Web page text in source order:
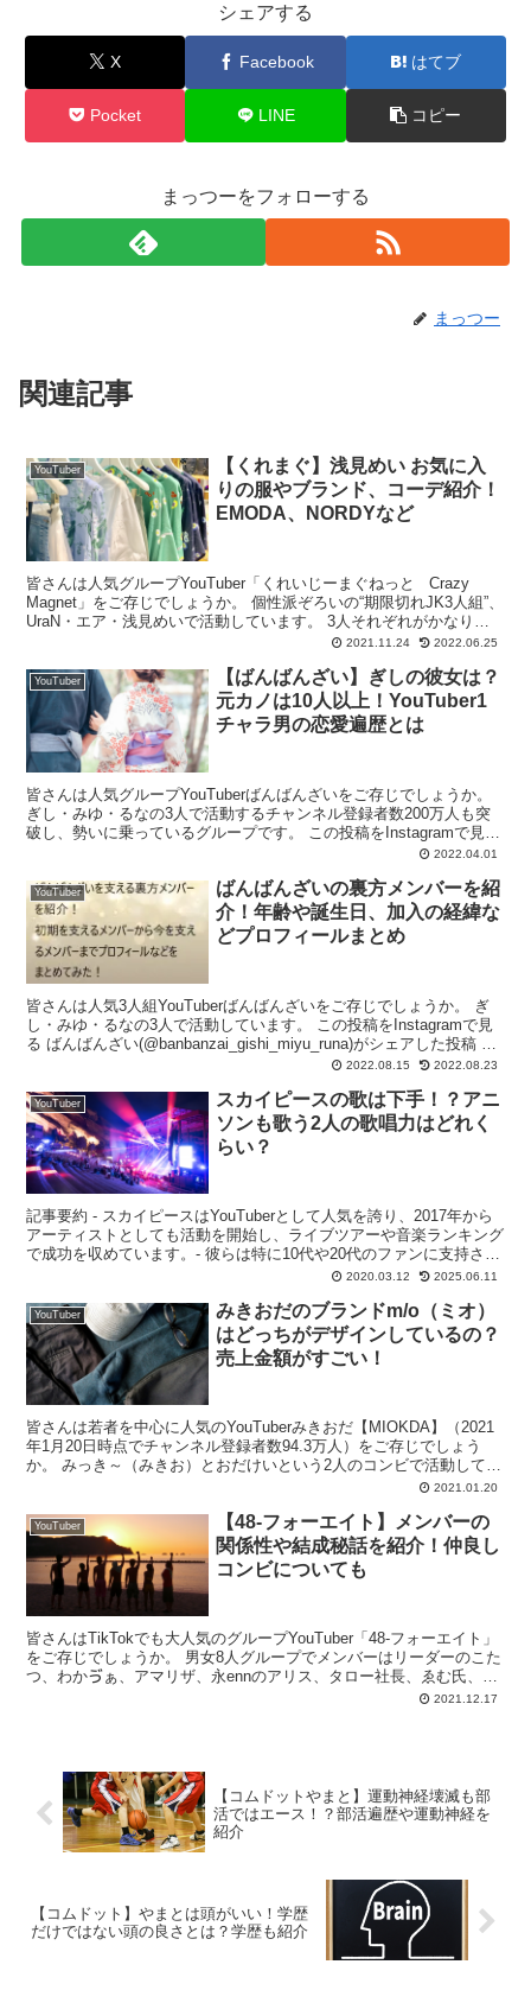
シェアする
X Facebook はてブ
Pocket LINE コピー
まっつーをフォローする
まっつー
関連記事
YouTuber
【くれまぐ】浅見めい お気に入
りの服やブランド、コーデ紹介！
EMODA、NORDYなど
皆さんは人気グループYouTuber「くれいじーまぐねっと Crazy
Magnet」をご存じでしょうか。 個性派ぞろいの“期限切れJK3人組”、
UraN・エア・浅見めいで活動しています。 3人それぞれがかなりの
2021.11.24 2022.06.25
YouTuber
【ばんばんざい】ぎしの彼女は？
元カノは10人以上！YouTuber1
チャラ男の恋愛遍歴とは
皆さんは人気グループYouTuberばんばんざいをご存じでしょうか。
ぎし・みゆ・るなの3人で活動するチャンネル登録者数200万人も突
破し、勢いに乗っているグループです。 この投稿をInstagramで見る
2022.04.01
YouTuber
ばんばんざいの裏方メンバーを紹
介！年齢や誕生日、加入の経緯な
どプロフィールまとめ
皆さんは人気3人組YouTuberばんばんざいをご存じでしょうか。 ぎ
し・みゆ・るなの3人で活動しています。 この投稿をInstagramで見
る ばんばんざい(@banbanzai_gishi_miyu_runa)がシェアした投稿 ド
2022.08.15 2022.08.23
YouTuber
スカイピースの歌は下手！？アニ
ソンも歌う2人の歌唱力はどれく
らい？
記事要約 - スカイピースはYouTuberとして人気を誇り、2017年から
アーティストとしても活動を開始し、ライブツアーや音楽ランキング
で成功を収めています。- 彼らは特に10代や20代のファンに支持さ
2020.03.12 2025.06.11
YouTuber
みきおだのブランドm/o（ミオ）
はどっちがデザインしているの？
売上金額がすごい！
皆さんは若者を中心に人気のYouTuberみきおだ【MIOKDA】（2021
年1月20日時点でチャンネル登録者数94.3万人）をご存じでしょう
か。 みっき～（みきお）とおだけいという2人のコンビで活動してい
2021.01.20
YouTuber
【48‐フォーエイト】メンバーの
関係性や結成秘話を紹介！仲良し
コンビについても
皆さんはTikTokでも大人気のグループYouTuber「48‐フォーエイト」
をご存じでしょうか。 男女8人グループでメンバーはリーダーのこた
つ、わかゔぁ、アマリザ、永ennのアリス、タロー社長、ゑむ氏、あ
2021.12.17
【コムドットやまと】運動神経壊滅も部
活ではエース！？部活遍歴や運動神経を
紹介
【コムドット】やまとは頭がいい！学歴
だけではない頭の良さとは？学歴も紹介